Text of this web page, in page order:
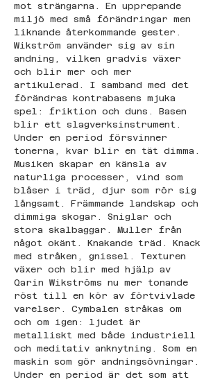
mot strängarna. En upprepande
miljö med små förändringar men
liknande återkommande gester.
Wikström använder sig av sin
andning, vilken gradvis växer
och blir mer och mer
artikulerad. I samband med det
förändras kontrabasens mjuka
spel: friktion och duns. Basen
blir ett slagverksinstrument.
Under en period försvinner
tonerna, kvar blir en tät dimma.
Musiken skapar en känsla av
naturliga processer, vind som
blåser i träd, djur som rör sig
långsamt. Främmande landskap och
dimmiga skogar. Sniglar och
stora skalbaggar. Muller från
något okänt. Knakande träd. Knack
med stråken, gnissel. Texturen
växer och blir med hjälp av
Qarin Wikströms nu mer tonande
röst till en kör av förtvivlade
varelser. Cymbalen stråkas om
och om igen: ljudet är
metalliskt med både industriell
och meditativ anknytning. Som en
maskin som gör andningsövningar.
Under en period är det som att